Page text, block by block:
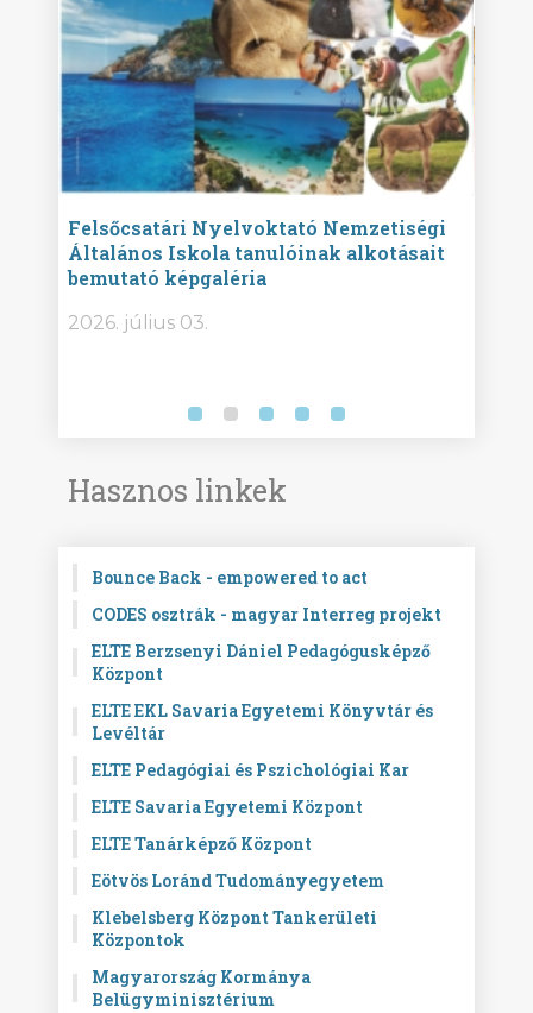
Felsőcsatári Nyelvoktató Nemzetiségi
Általános Iskola tanulóinak alkotásait
bemutató képgaléria
2026. július 03.
Hasznos linkek
Bounce Back - empowered to act
CODES osztrák - magyar Interreg projekt
ELTE Berzsenyi Dániel Pedagógusképző
Központ
ELTE EKL Savaria Egyetemi Könyvtár és
Levéltár
ELTE Pedagógiai és Pszichológiai Kar
ELTE Savaria Egyetemi Központ
ELTE Tanárképző Központ
Eötvös Loránd Tudományegyetem
Klebelsberg Központ Tankerületi
Központok
Magyarország Kormánya
Belügyminisztérium